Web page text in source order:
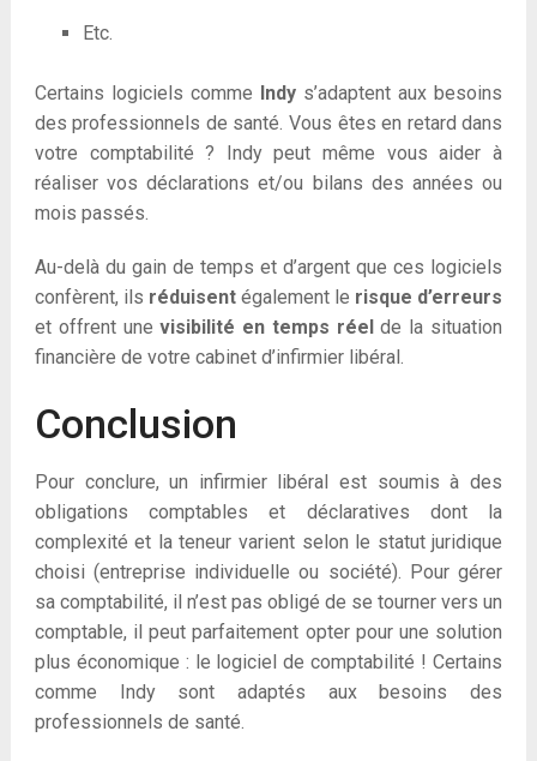
Etc.
Certains logiciels comme Indy s’adaptent aux besoins
des professionnels de santé. Vous êtes en retard dans
votre comptabilité ? Indy peut même vous aider à
réaliser vos déclarations et/ou bilans des années ou
mois passés.
Au-delà du gain de temps et d’argent que ces logiciels
confèrent, ils réduisent également le risque d’erreurs
et offrent unevisibilité en temps réel de la situation
financière de votre cabinet d’infirmier libéral.
Conclusion
Pour conclure, un infirmier libéral est soumis à des
obligations comptables et déclaratives dont la
complexité et la teneur varient selon le statut juridique
choisi (entreprise individuelle ou société). Pour gérer
sa comptabilité, il n’est pas obligé de se tourner vers un
comptable, il peut parfaitement opter pour une solution
plus économique : le logiciel de comptabilité ! Certains
comme Indy sont adaptés aux besoins des
professionnels de santé.